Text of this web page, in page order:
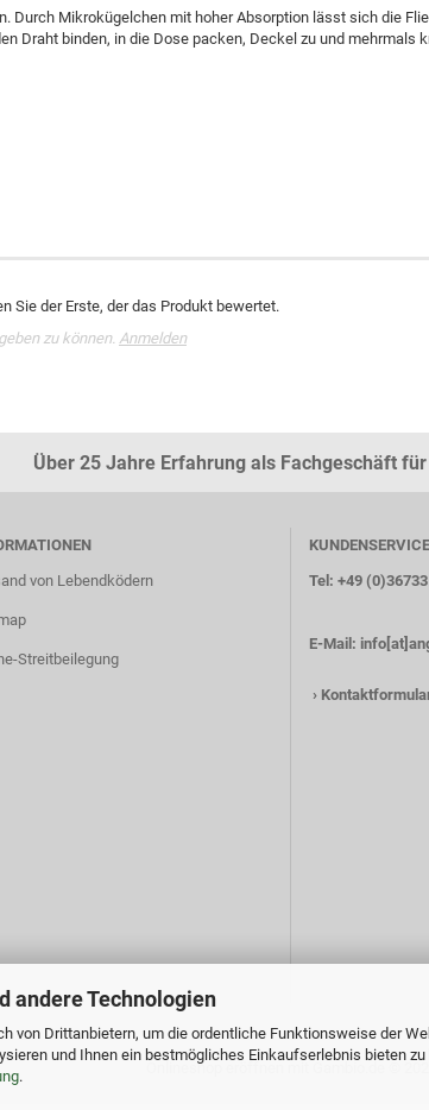
andere Technologien
von Drittanbietern, um die ordentliche Funktionsweise der
und Ihnen ein bestmögliches Einkaufserlebnis bieten
.
Durch Mikrokügelchen mit hoher Absorption lässt sich die
Draht binden, in die Dose packen, Deckel zu und mehrmals
Sie der Erste, der das Produkt bewertet.
zu können. Anmelden
Über 25 Jahre Erfahrung als Fachgeschäft
von Lebendködern
Streitbeilegung
KUNDENSERVICE
Tel: +49
E-Mail:
›
Onlineshop eröffnen